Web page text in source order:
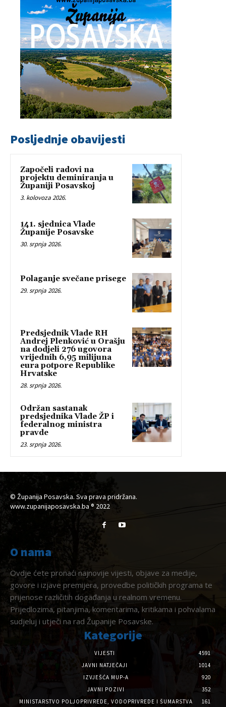
Posljednje obavijesti
Započeli radovi na
projektu deminiranja u
Županiji Posavskoj
3. kolovoza 2026.
141. sjednica Vlade
Županije Posavske
30. srpnja 2026.
Polaganje svečane prisege
29. srpnja 2026.
Predsjednik Vlade RH
Andrej Plenković u Orašju
na dodjeli 276 ugovora
vrijednih 6,95 milijuna
eura potpore Republike
Hrvatske
28. srpnja 2026.
Održan sastanak
predsjednika Vlade ŽP i
federalnog ministra
pravde
23. srpnja 2026.
© Županija Posavska. Sva prava pridržana.
www.zupanijaposavska.ba ® 2022
O nama
Ovdje ćete pronaći najnovije vijesti, objave za medije,
govore i izjave premijera, provedbe političkih programa te
prijenose različitih događanja u realnom vremenu.
Prijedlozima, pitanjima, komentarima, kritikama i pohvalama
sudjeluj i utječi na rad Županije Posavske.
Kategorije
VIJESTI
4591
JAVNI NATJEČAJI
1014
IZVJEŠĆA MUP-A
920
JAVNI POZIVI
352
MINISTARSTVO POLJOPRIVREDE, VODOPRIVREDE I ŠUMARSTVA
161